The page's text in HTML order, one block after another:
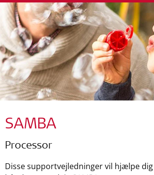
SAMBA
Processor
Disse supportvejledninger vil hjælpe